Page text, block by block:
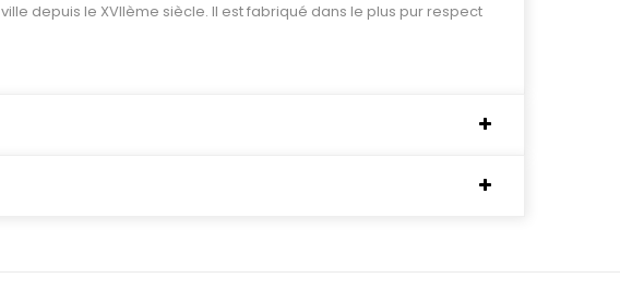
depuis le XVIIème siècle. Il est fabriqué dans le plus pur respect